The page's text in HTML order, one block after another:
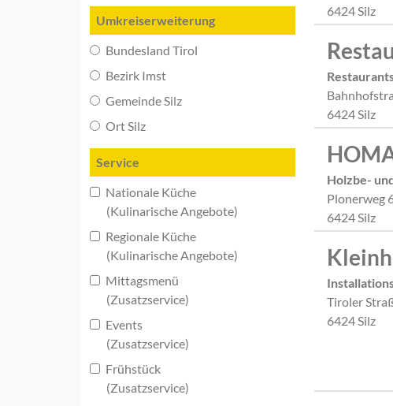
Umkreiserweiterung
Bundesland Tirol
Bezirk Imst
Gemeinde Silz
Ort Silz
Service
Nationale Küche
(Kulinarische Angebote)
Regionale Küche
(Kulinarische Angebote)
Mittagsmenü
(Zusatzservice)
Events
(Zusatzservice)
Frühstück
(Zusatzservice)
6424 Silz
6424 Silz
Holzbe-
Plonerweg
6424 Silz
Tiroler
6424 Silz